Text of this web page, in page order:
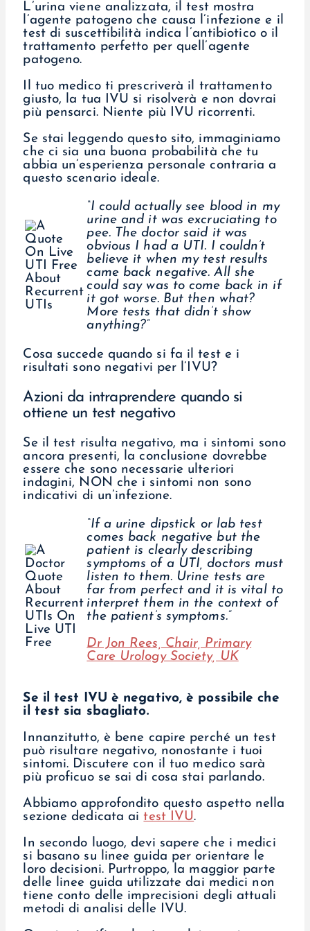
L’urina viene analizzata, il test mostra
l’agente patogeno che causa l’infezione e il
test di suscettibilità indica l’antibiotico o il
trattamento perfetto per quell’agente
patogeno.
Il tuo medico ti prescriverà il trattamento
giusto, la tua IVU si risolverà e non dovrai
più pensarci. Niente più IVU ricorrenti.
Se stai leggendo questo sito, immaginiamo
che ci sia una buona probabilità che tu
abbia un’esperienza personale contraria a
questo scenario ideale.
“I could actually see blood in my
urine and it was excruciating to
pee. The doctor said it was
obvious I had a UTI. I couldn’t
believe it when my test results
came back negative. All she
could say was to come back in if
it got worse. But then what?
More tests that didn’t show
anything?”
Cosa succede quando si fa il test e i
risultati sono negativi per l’IVU?
Azioni da intraprendere quando si
ottiene un test negativo
Se il test risulta negativo, ma i sintomi sono
ancora presenti, la conclusione dovrebbe
essere che sono necessarie ulteriori
indagini, NON che i sintomi non sono
indicativi di un’infezione.
“If a urine dipstick or lab test
comes back negative but the
patient is clearly describing
symptoms of a UTI, doctors must
listen to them. Urine tests are
far from perfect and it is vital to
interpret them in the context of
the patient’s symptoms.”
Dr Jon Rees, Chair, Primary
Care Urology Society, UK
Se il test IVU è negativo, è possibile che
il test sia sbagliato.
Innanzitutto, è bene capire perché un test
può risultare negativo, nonostante i tuoi
sintomi. Discutere con il tuo medico sarà
più proficuo se sai di cosa stai parlando.
Abbiamo approfondito questo aspetto nella
sezione dedicata ai test IVU.
In secondo luogo, devi sapere che i medici
si basano su linee guida per orientare le
loro decisioni. Purtroppo, la maggior parte
delle linee guida utilizzate dai medici non
tiene conto delle imprecisioni degli attuali
metodi di analisi delle IVU.